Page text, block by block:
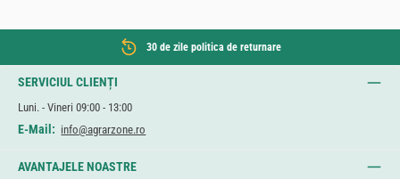
30 de zile politica de returnare
SERVICIUL CLIENȚI
Luni. - Vineri 09:00 - 13:00
E-Mail: info@agrarzone.ro
AVANTAJELE NOASTRE